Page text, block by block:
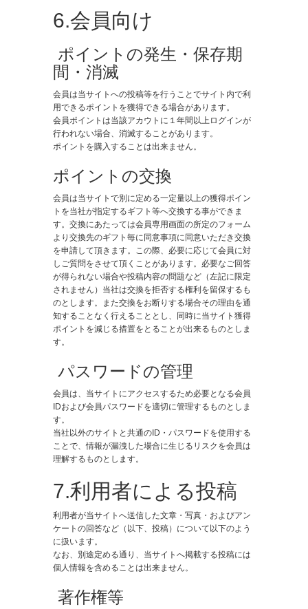
6.会員向け
​ ポイントの発生・保存期
間・消滅
会員は当サイトへの投稿等を行うことでサイト内で利
用できるポイントを獲得できる場合があります。
会員ポイントは当該アカウトに１年間以上ログインが
行われない場合、消滅することがあります。
ポイントを購入することは出来ません。
ポイントの交換
会員は当サイトで別に定める一定量以上の獲得ポイン
トを当社が指定するギフト等へ交換する事ができま
す。交換にあたっては会員専用画面の所定のフォーム
より交換先のギフト毎に同意事項に同意いただき交換
を申請して頂きます。この際、必要に応じて会員に対
しご質問をさせて頂くことがあります。必要なご回答
が得られない場合や投稿内容の問題など（左記に限定
されません）当社は交換を拒否する権利を留保するも
のとします。また交換をお断りする場合その理由を通
知することなく行えることとし、同時に当サイト獲得
ポイントを減じる措置をとることが出来るものとしま
す。
​ パスワードの管理
会員は、当サイトにアクセスするため必要となる会員
IDおよび会員パスワードを適切に管理するものとしま
す。
当社以外のサイトと共通のID・パスワードを使用する
ことで、情報が漏洩した場合に生じるリスクを会員は
理解するものとします。
7.利用者による投稿
利用者が当サイトへ送信した文章・写真・およびアン
ケートの回答など（以下、投稿）について以下のよう
に扱います。
なお、別途定める通り、当サイトへ掲載する投稿には
個人情報を含めることは出来ません。
著作権等